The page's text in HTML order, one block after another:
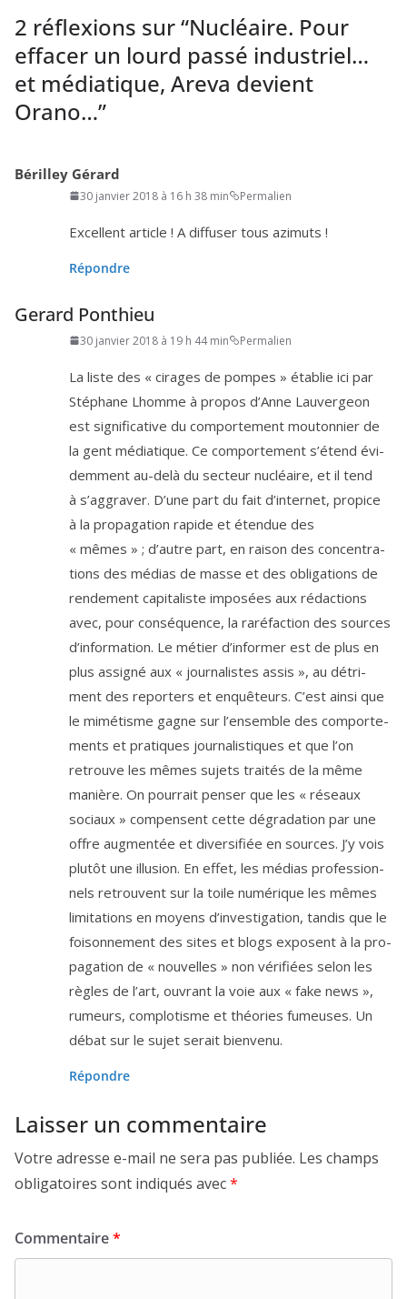
2 réflexions sur “Nucléaire. Pour
effacer un lourd passé industriel…
et médiatique, Areva devient
Orano…”
Bérilley Gérard
30 janvier 2018 à 16 h 38 min Permalien
Excellent article ! A dif­fu­ser tous azimuts !
Répondre
Gerard Ponthieu
30 janvier 2018 à 19 h 44 min Permalien
La liste des « cirages de pompes » éta­blie ici par
Stéphane Lhomme à pro­pos d’Anne Lauvergeon
est signi­fi­ca­tive du com­por­te­ment mou­ton­nier de
la gent média­tique. Ce com­por­te­ment s’étend évi­
dem­ment au-delà du sec­teur nucléaire, et il tend
à s’aggraver. D’une part du fait d’internet, pro­pice
à la pro­pa­ga­tion rapide et éten­due des
« mêmes » ; d’autre part, en rai­son des concen­tra­
tions des médias de masse et des obli­ga­tions de
ren­de­ment capi­ta­liste impo­sées aux rédac­tions
avec, pour consé­quence, la raré­fac­tion des sources
d’information. Le métier d’informer est de plus en
plus assi­gné aux « jour­na­listes assis », au détri­
ment des repor­ters et enquê­teurs. C’est ain­si que
le mimé­tisme gagne sur l’ensemble des com­por­te­
ments et pra­tiques jour­na­lis­tiques et que l’on
retrouve les mêmes sujets trai­tés de la même
manière. On pour­rait pen­ser que les « réseaux
sociaux » com­pensent cette dégra­da­tion par une
offre aug­men­tée et diver­si­fiée en sources. J’y vois
plu­tôt une illu­sion. En effet, les médias pro­fes­sion­
nels retrouvent sur la toile numé­rique les mêmes
limi­ta­tions en moyens d’investigation, tan­dis que le
foi­son­ne­ment des sites et blogs exposent à la pro­
pa­ga­tion de « nou­velles » non véri­fiées selon les
règles de l’art, ouvrant la voie aux « fake news »,
rumeurs, com­plo­tisme et théo­ries fumeuses. Un
débat sur le sujet serait bienvenu.
Répondre
Laisser un commentaire
Votre adresse e-mail ne sera pas publiée. Les champs
obligatoires sont indiqués avec*
Commentaire*